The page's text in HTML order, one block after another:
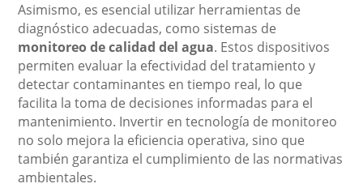
Asimismo, es esencial utilizar herramientas de
diagnóstico adecuadas, como sistemas de
monitoreo de calidad del agua. Estos dispositivos
permiten evaluar la efectividad del tratamiento y
detectar contaminantes en tiempo real, lo que
facilita la toma de decisiones informadas para el
mantenimiento. Invertir en tecnología de monitoreo
no solo mejora la eficiencia operativa, sino que
también garantiza el cumplimiento de las normativas
ambientales.